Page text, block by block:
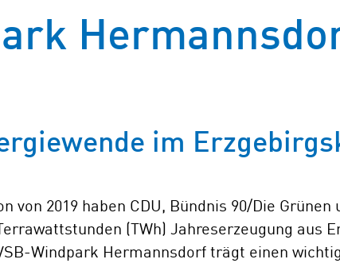
im
2019 haben CDU, Bündnis 90/Die
(TWh) Jahreserzeugung aus
Windpark Hermannsdorf trägt einen